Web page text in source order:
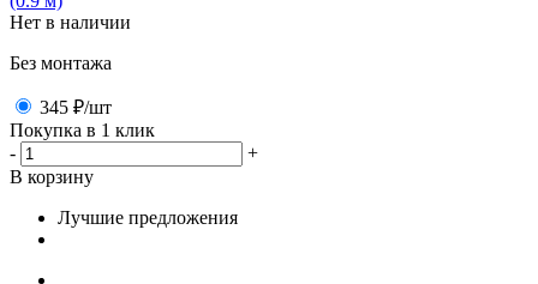
Нет в наличии
Без монтажа
345 ₽/шт
Покупка в 1 клик
-
+
В корзину
Лучшие предложения